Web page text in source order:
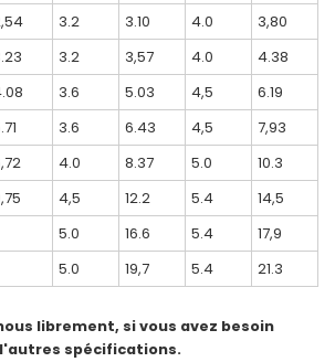
3.2 3.10 4.0
3,80
3.2 3,57 4.0
4.38
3.6 5.03 4,5
6.19
3.6 6.43 4,5
7,93
4.0 8.37 5.0
10.3
4,5 12.2 5.4
14,5
5.0 16.6 5.4
17,9
5.0 19,7 5.4 21.3
librement, si vous avez besoin
spécifications.